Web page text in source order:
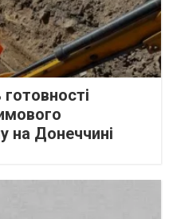
на Донеччині